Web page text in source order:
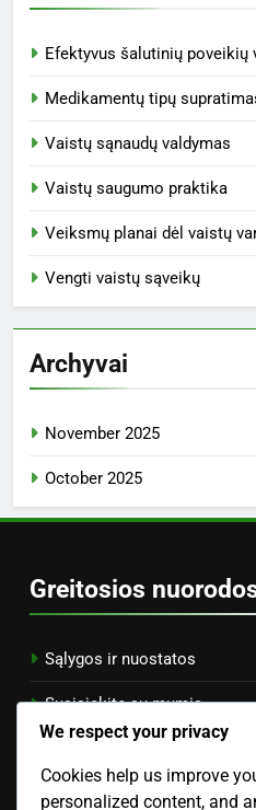
Efektyvus šalutinių poveikių
Medikamentų tipų
Vaistų sąnaudų valdymas
Vaistų saugumo praktika
Veiksmų planai dėl vaistų
Vengti vaistų sąveikų
Archyvai
November 2025
October 2025
Greitosios
Sąlygos ir nuostatos
Susisiekite su mumis
Duomenų apsaugos politika
We respect your privacy
Cookies help us improve
personalized content, and